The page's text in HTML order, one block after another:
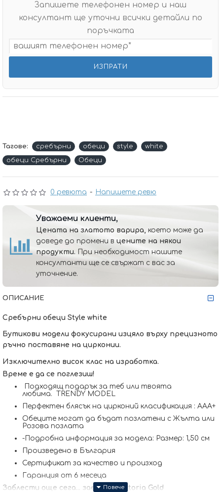
0 ревюта - Напишете ревю
Запишете телефонен номер и наш
консултант ще уточни всички детайли по
поръчката
Тагове: сребърни обеци style
white
обеци Сребърни
Обеци
Уважаеми клиенти,
Цената на златото варира, което може да
доведе до промени в цените на някои
продукти. При необходимост нашите
консултанти ще се свържат с вас за
уточнение.
ОПИСАНИЕ
Сребърни обеци Style white
Бутикови модели фокусирани изцяло върху прецизното
ръчно поставяне на цирконии.
Изключително висок клас на изработка.
Време е да се поглезиш!
Подходящ подарък за теб или твоята
любима. TRENDY MODEL
Перфектен блясък на цирконий класификация : ААА+
Обеците могат да бъдат позлатени с Жълта или
Розова позлата
-Подробна информация за модела: Размер: 1,50 см
Произведено в България
Сертификат за качество и произход
Гаранция от 6 месеца
Заблести още сега... заедно с Victoria Gold